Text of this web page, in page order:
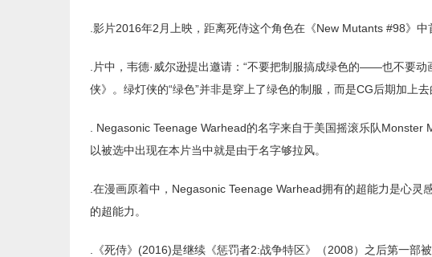
.影片2016年2月上映，距离死侍这个角色在《New Mutants #98》中
.片中，韦德·威尔逊提出邀请：“不要把制服搞成绿色的——也不要
侠》。绿灯侠的“绿色”并非是穿上了绿色的制服，而是CG后期加上去
. Negasonic Teenage Warhead的名字来自于美国摇滚乐队
以被选中出现在本片当中就是由于名字够拉风。
.在漫画原着中，Negasonic Teenage Warhead拥有的超能力是心
的超能力。
.《死侍》(2016)是继续《惩罚者2:战争特区》（2008）之后第一部